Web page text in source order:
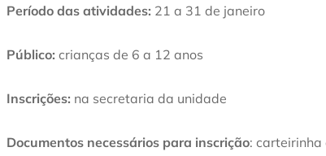
Período das atividades: 21 a 31 de janeiro
Público: crianças de 6 a 12 anos
Inscrições: na secretaria da unidade
Documentos necessários para inscrição: carteirinha